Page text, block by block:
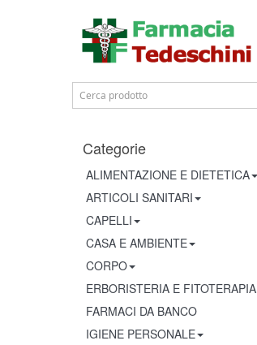
Categorie
ALIMENTAZIONE E DIETETICA
ARTICOLI SANITARI
CAPELLI
CASA E AMBIENTE
CORPO
ERBORISTERIA E FITOTERAPIA
FARMACI DA BANCO
IGIENE PERSONALE